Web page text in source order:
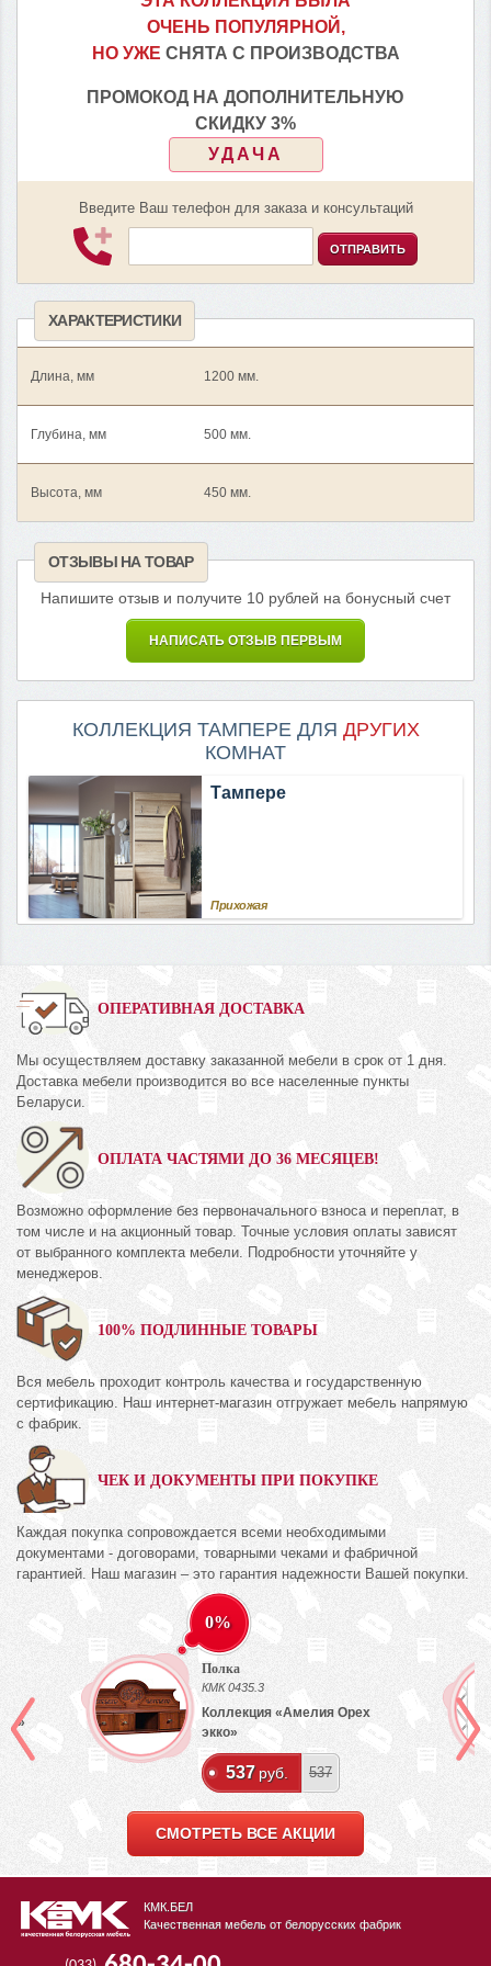
ОЧЕНЬ ПОПУЛЯРНОЙ,
НО УЖЕ СНЯТА С ПРОИЗВОДСТВА
ПРОМОКОД НА ДОПОЛНИТЕЛЬНУЮ
СКИДКУ 3%
УДАЧА
Введите Ваш телефон для заказа и консультаций
ОТПРАВИТЬ
ХАРАКТЕРИСТИКИ
Длина, мм 1200 мм.
Глубина, мм 500 мм.
Высота, мм 450 мм.
ОТЗЫВЫ НА ТОВАР
Напишите отзыв и получите 10 рублей на бонусный счет
НАПИСАТЬ ОТЗЫВ ПЕРВЫМ
КОЛЛЕКЦИЯ ТАМПЕРЕ ДЛЯ ДРУГИХ
КОМНАТ
Тампере
Прихожая
ОПЕРАТИВНАЯ ДОСТАВКА
Мы осуществляем доставку заказанной мебели в срок от 1 дня.
Доставка мебели производится во все населенные пункты
Беларуси.
ОПЛАТА ЧАСТЯМИ ДО 36 МЕСЯЦЕВ!
Возможно оформление без первоначального взноса и переплат, в
том числе и на акционный товар. Точные условия оплаты зависят
от выбранного комплекта мебели. Подробности уточняйте у
менеджеров.
100% ПОДЛИННЫЕ ТОВАРЫ
Вся мебель проходит контроль качества и государственную
сертификацию. Наш интернет-магазин отгружает мебель напрямую
с фабрик.
ЧЕК И ДОКУМЕНТЫ ПРИ ПОКУПКЕ
Каждая покупка сопровождается всеми необходимыми
документами - договорами, товарными чеками и фабричной
гарантией. Наш магазин – это гарантия надежности Вашей покупки.
0%
Полка
КМК 0435.3
Коллекция «Амелия Орех
экко»
537 руб. 537
СМОТРЕТЬ ВСЕ АКЦИИ
КМК.БЕЛ
Качественная мебель от белорусских фабрик